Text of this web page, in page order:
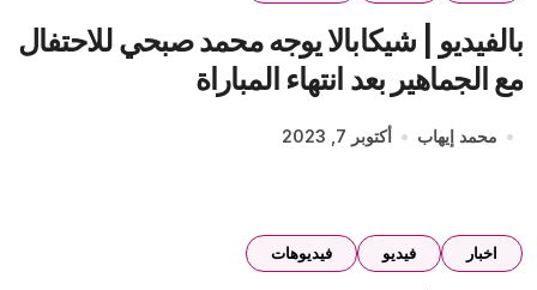
بالفيديو | شيكابالا يوجه محمد صبحي للاحتفال
مع الجماهير بعد انتهاء المباراة
محمد إيهاب أكتوبر 7, 2023
اخبار فيديو فيديوهات